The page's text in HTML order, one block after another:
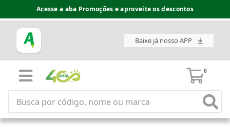
Acesse a aba Promoções e aproveite os descontos
Baixe já nosso APP
0